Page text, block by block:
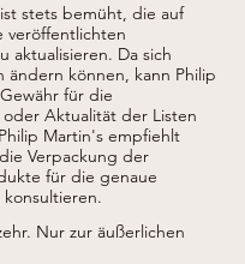
HYDROLYSIERTES
HYDROLYSIERTER
SASA KURILENSIS
SIMMONDSIA
(JOJOBA)-SAMENÖL,
(SESAM)-SAMENÖL,
(AVOCADO)ÖL,
OLEIFERA-SAMENÖL,
WEIZENPROTEIN-
POLYQUATERNIUM-10,
ZITRONENSÄURE,
stets bemüht, die auf
veröffentlichten
aktualisieren. Da sich
ändern können, kann Philip
für die
Aktualität der Listen
Philip Martin's empfiehlt
Verpackung der
für die genaue
Nur zur äußerlichen